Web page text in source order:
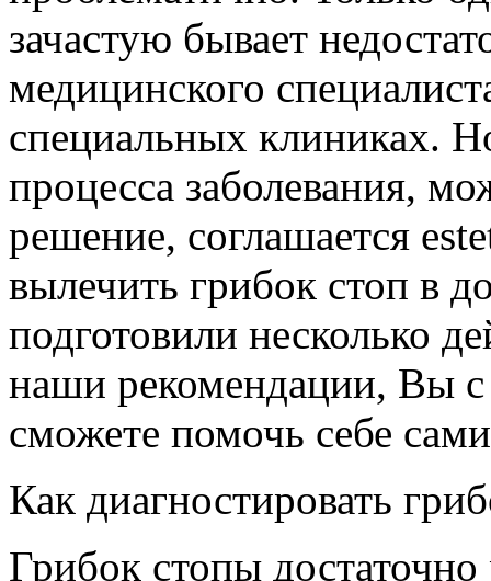
зачастую бывает
медицинского
специальных клиниках.
процесса заболевания,
решение, соглашается
вылечить грибок стоп в
подготовили несколько
наши рекомендации, Вы
сможете помочь себе
Как диагностировать
Грибок стопы достаточно